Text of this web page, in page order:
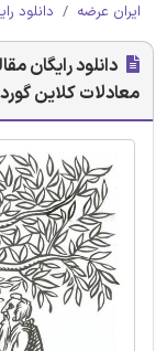
ایران عرضه دانلود
دانلود رایگان
معادلات کلاین